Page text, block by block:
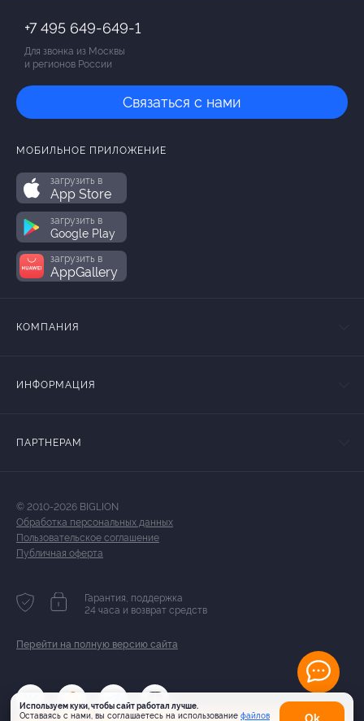
Используем куки, чтобы сайт работал лучше.
Оставаясь с нами, вы соглашаетесь на использование файлов Оk
+7 495 649-649-1
Для звонка из Москвы
и регионов России
Связаться с нами
МОБИЛЬНОЕ ПРИЛОЖЕНИЕ
загрузить в
App Store
загрузить в
Google Play
загрузить в
AppGallery
КОМПАНИЯ
ИНФОРМАЦИЯ
ПАРТНЕРАМ
© 2010-2026 BIGLION
Обработка персональных данных
Пользовательское соглашение
Публичная оферта
Гарантия, поддержка
24 часа и возврат средств
Перейти на полную версию сайта